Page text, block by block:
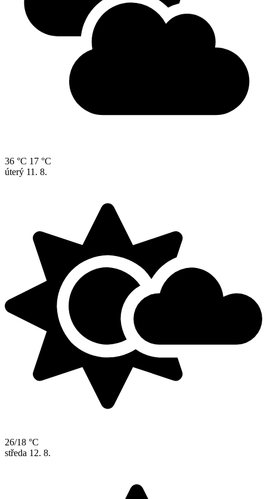
36 °C 17 °C
úterý 11. 8.
26/18 °C
středa 12. 8.